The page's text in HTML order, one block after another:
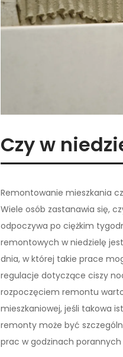
Czy w
Remontowanie mieszkania
Wiele osób zastanawia się,
odpoczywa po ciężkim
remontowych w niedzielę
dnia, w której takie prace
regulacje dotyczące ciszy
rozpoczęciem remontu
mieszkaniowej, jeśli takowa
remonty może być
prac w godzinach